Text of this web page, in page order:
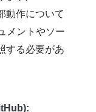
動作について
メントやソー
する必要があ